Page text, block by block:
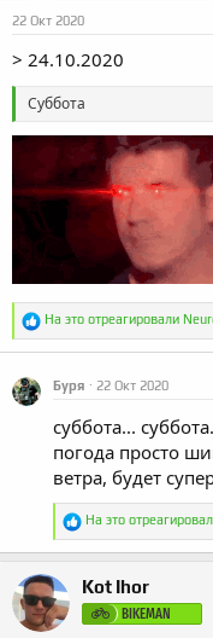
22 Окт 2020
> 24.10.2020
Суббота
Р
а
На это отреагировали
Буря 22 Окт 2020
суббота...
погода просто
ветра, будет
Р
а
ц
и
На это
Kot Ihor
BIKEMAN